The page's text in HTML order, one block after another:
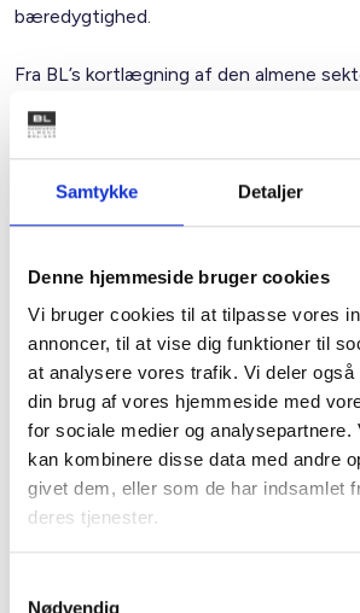
Samtykke Detaljer
Denne hjemmeside bruger cookies
Vi bruger cookies til at tilpasse vores
annoncer, til at vise dig funktioner til
at analysere vores trafik. Vi deler også
din brug af vores hjemmeside med
for sociale medier og analysepartnere.
kan kombinere disse data med andre
givet dem, eller som de har indsamlet
deres tjenester.
Nødvendig
bæredygtighed.
Fra BL’s kortlægning af den almene
verdensmål ved vi, at kun få
Her er således behov og potentiale for
Sammen om fælles indkøb
organisationer om fælles indkøb, det
vi har i den forbindelse set betydelige
indkøb, når flere går sammen om et
mængde varer eller byggerier, hvorfor
overvejes som en mulighed, for at
skabe ny udvikling af løsninger i
Indkøb som løftestang for FN’s
FN’s Verdensmål er